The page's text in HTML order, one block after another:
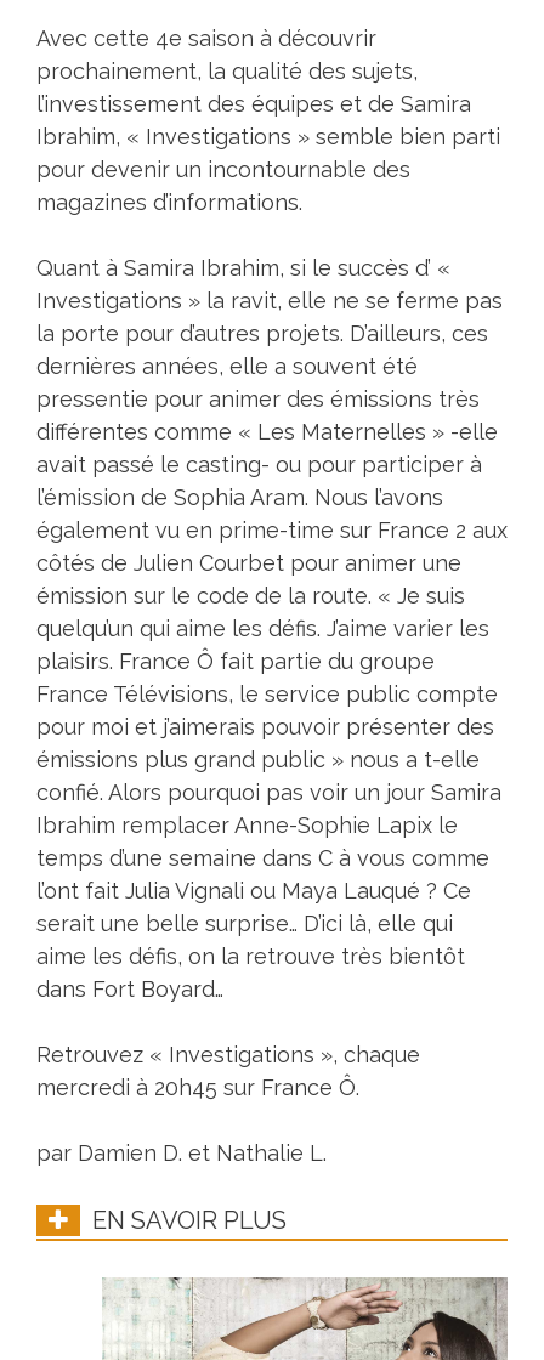
Avec cette 4e saison à découvrir
prochainement, la qualité des sujets,
l’investissement des équipes et de Samira
Ibrahim, « Investigations » semble bien parti
pour devenir un incontournable des
magazines d’informations.
Quant à Samira Ibrahim, si le succès d’ «
Investigations » la ravit, elle ne se ferme pas
la porte pour d’autres projets. D’ailleurs, ces
dernières années, elle a souvent été
pressentie pour animer des émissions très
différentes comme « Les Maternelles » -elle
avait passé le casting- ou pour participer à
l’émission de Sophia Aram. Nous l’avons
également vu en prime-time sur France 2 aux
côtés de Julien Courbet pour animer une
émission sur le code de la route. « Je suis
quelqu’un qui aime les défis. J’aime varier les
plaisirs. France Ô fait partie du groupe
France Télévisions, le service public compte
pour moi et j’aimerais pouvoir présenter des
émissions plus grand public » nous a t-elle
confié. Alors pourquoi pas voir un jour Samira
Ibrahim remplacer Anne-Sophie Lapix le
temps d’une semaine dans C à vous comme
l’ont fait Julia Vignali ou Maya Lauqué ? Ce
serait une belle surprise… D’ici là, elle qui
aime les défis, on la retrouve très bientôt
dans Fort Boyard…
Retrouvez « Investigations », chaque
mercredi à 20h45 sur France Ô.
par Damien D. et Nathalie L.
EN SAVOIR PLUS